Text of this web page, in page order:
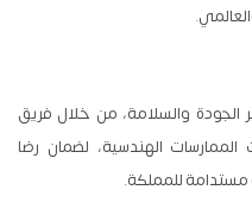
الجودة والسلامة، من خلال فريق
الهندسية، لضمان رضا
مستدامة للمملكة.